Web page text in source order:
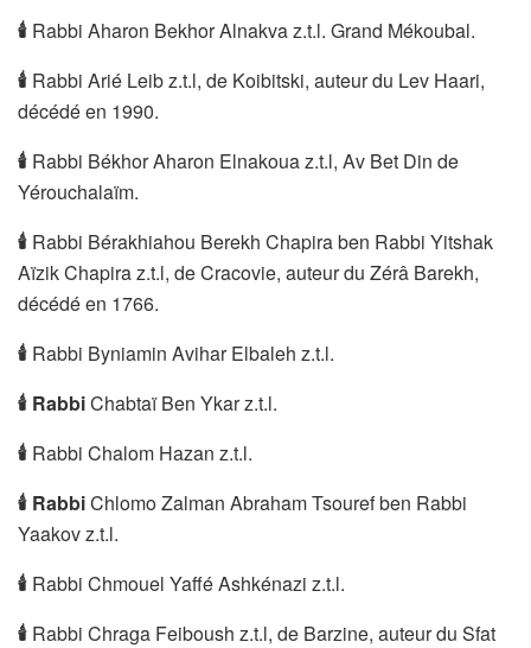
🕯 Rabbi Aharon Bekhor Alnakva z.t.l. Grand Mékoubal.
🕯 Rabbi Arié Leib z.t.l, de Koibitski, auteur du Lev Haari,
décédé en 1990.
🕯 Rabbi Békhor Aharon Elnakoua z.t.l, Av Bet Din de
Yérouchalaïm.
🕯 Rabbi Bérakhiahou Berekh Chapira ben Rabbi Yitshak
Aïzik Chapira z.t.l, de Cracovie, auteur du Zérâ Barekh,
décédé en 1766.
🕯 Rabbi Byniamin Avihar Elbaleh z.t.l.
🕯 RabbiChabtaï Ben Ykar z.t.l.
🕯 Rabbi Chalom Hazan z.t.l.
🕯 RabbiChlomo Zalman Abraham Tsouref ben Rabbi
Yaakov z.t.l.
🕯 Rabbi Chmouel Yaffé Ashkénazi z.t.l.
🕯 Rabbi Chraga Feiboush z.t.l, de Barzine, auteur du Sfat